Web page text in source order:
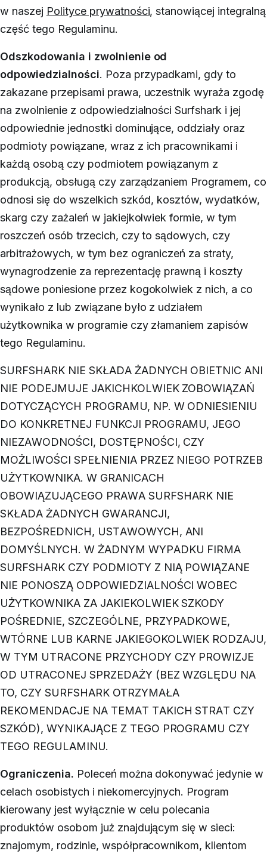
w naszej Polityce prywatności, stanowiącej integralną
część tego Regulaminu.
Odszkodowania i zwolnienie od
odpowiedzialności. Poza przypadkami, gdy to
zakazane przepisami prawa, uczestnik wyraża zgodę
na zwolnienie z odpowiedzialności Surfshark i jej
odpowiednie jednostki dominujące, oddziały oraz
podmioty powiązane, wraz z ich pracownikami i
każdą osobą czy podmiotem powiązanym z
produkcją, obsługą czy zarządzaniem Programem, co
odnosi się do wszelkich szkód, kosztów, wydatków,
skarg czy zażaleń w jakiejkolwiek formie, w tym
roszczeń osób trzecich, czy to sądowych, czy
arbitrażowych, w tym bez ograniczeń za straty,
wynagrodzenie za reprezentację prawną i koszty
sądowe poniesione przez kogokolwiek z nich, a co
wynikało z lub związane było z udziałem
użytkownika w programie czy złamaniem zapisów
tego Regulaminu.
SURFSHARK NIE SKŁADA ŻADNYCH OBIETNIC ANI
NIE PODEJMUJE JAKICHKOLWIEK ZOBOWIĄZAŃ
DOTYCZĄCYCH PROGRAMU, NP. W ODNIESIENIU
DO KONKRETNEJ FUNKCJI PROGRAMU, JEGO
NIEZAWODNOŚCI, DOSTĘPNOŚCI, CZY
MOŻLIWOŚCI SPEŁNIENIA PRZEZ NIEGO POTRZEB
UŻYTKOWNIKA. W GRANICACH
OBOWIĄZUJĄCEGO PRAWA SURFSHARK NIE
SKŁADA ŻADNYCH GWARANCJI,
BEZPOŚREDNICH, USTAWOWYCH, ANI
DOMYŚLNYCH. W ŻADNYM WYPADKU FIRMA
SURFSHARK CZY PODMIOTY Z NIĄ POWIĄZANE
NIE PONOSZĄ ODPOWIEDZIALNOŚCI WOBEC
UŻYTKOWNIKA ZA JAKIEKOLWIEK SZKODY
POŚREDNIE, SZCZEGÓLNE, PRZYPADKOWE,
WTÓRNE LUB KARNE JAKIEGOKOLWIEK RODZAJU,
W TYM UTRACONE PRZYCHODY CZY PROWIZJE
OD UTRACONEJ SPRZEDAŻY (BEZ WZGLĘDU NA
TO, CZY SURFSHARK OTRZYMAŁA
REKOMENDACJE NA TEMAT TAKICH STRAT CZY
SZKÓD), WYNIKAJĄCE Z TEGO PROGRAMU CZY
TEGO REGULAMINU.
Ograniczenia. Poleceń można dokonywać jedynie w
celach osobistych i niekomercyjnych. Program
kierowany jest wyłącznie w celu polecania
produktów osobom już znajdującym się w sieci:
znajomym, rodzinie, współpracownikom, klientom